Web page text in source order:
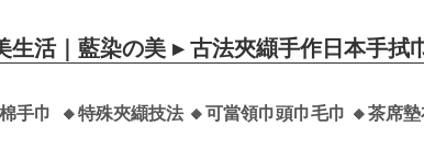
生活｜藍染の美 ▸ 古法夾纈手作日本手拭
手巾 🔸特殊夾纈技法 🔸可當領巾頭巾毛巾 🔸茶席墊